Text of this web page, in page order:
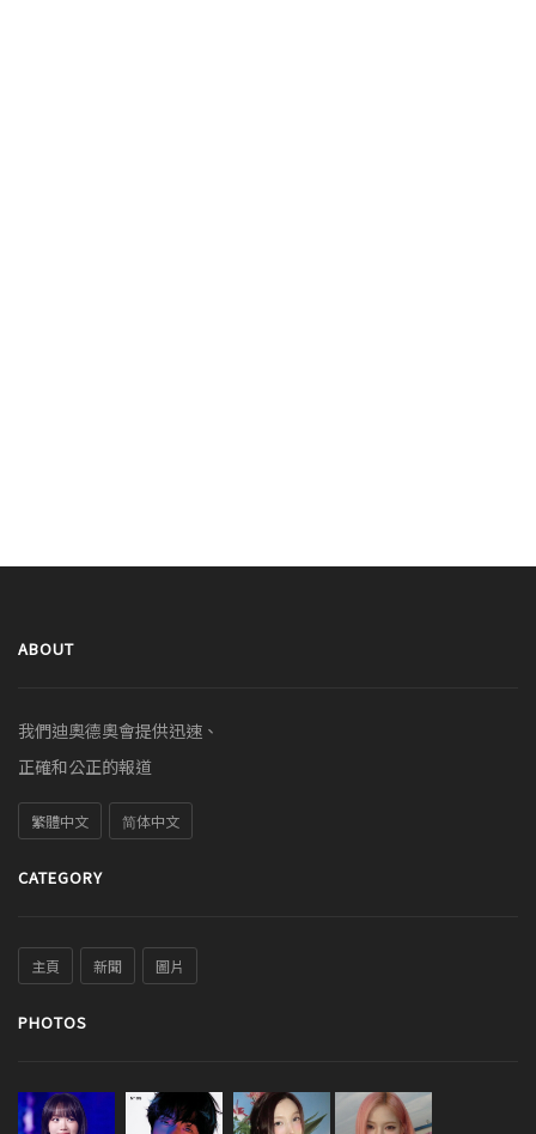
ABOUT
我們迪奧德奧會提供迅速、
正確和公正的報道
繁體中文 简体中文
CATEGORY
主頁 新聞 圖片
PHOTOS